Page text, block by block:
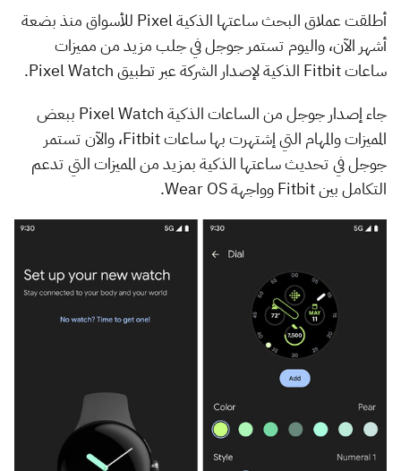
أطلقت عملاق البحث ساعتها الذكية Pixel للأسواق منذ بضعة
أشهر الآن، واليوم تستمر جوجل في جلب مزيد من مميزات
ساعات Fitbit الذكية لإصدار الشركة عبر تطبيق Pixel Watch.
جاء إصدار جوجل من الساعات الذكية Pixel Watch ببعض
المميزات والمهام التي إشتهرت بها ساعات Fitbit، والآن تستمر
جوجل في تحديث ساعتها الذكية بمزيد من المميزات التي تدعم
التكامل بين Fitbit وواجهة Wear OS.